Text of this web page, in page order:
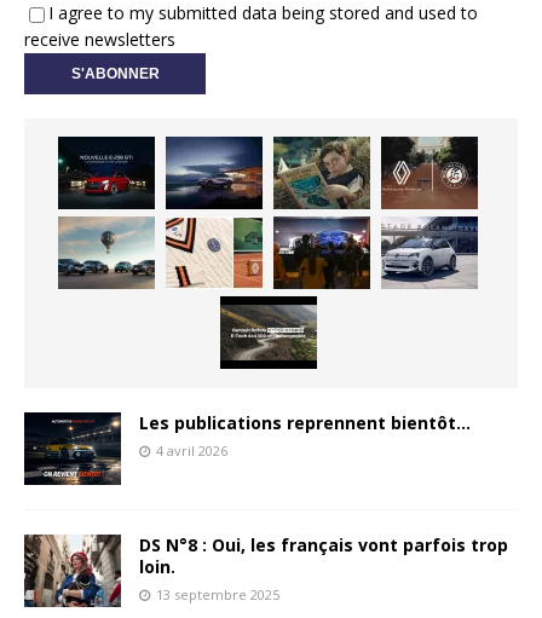
I agree to my submitted data being stored and used to
receive newsletters
Les publications reprennent bientôt…
4 avril 2026
DS N°8 : Oui, les français vont parfois trop
loin.
13 septembre 2025